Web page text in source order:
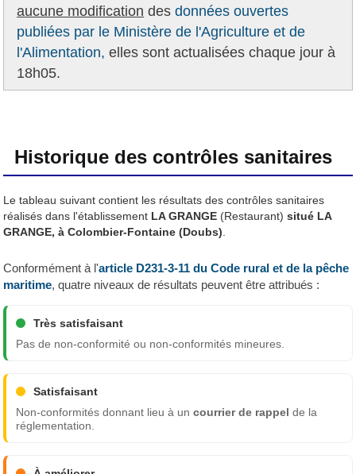
aucune modification desdonnées ouvertes
publiées par le Ministère de l'Agriculture et de
l'Alimentation, elles sont actualisées chaque jour à
18h05.
Historique des contrôles sanitaires
Le tableau suivant contient les résultats des contrôles sanitaires
réalisés dans l'établissement LA GRANGE (Restaurant) situé LA
GRANGE, à Colombier-Fontaine (Doubs)
Conformément à l'article D231-3-11 du Code rural et de la pêche
maritime, quatre niveaux de résultats peuvent être attribués :
Très satisfaisant
Pas de non-conformité ou non-conformités mineures.
Satisfaisant
Non-conformités donnant lieu à uncourrier de rappel de la
réglementation.